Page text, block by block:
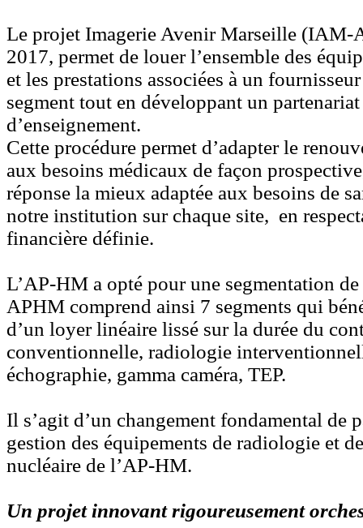
Le projet Imagerie Avenir Marseille (IAM-
2017, permet de louer l’ensemble des
et les prestations associées à un
segment tout en développant un
d’enseignement.
Cette procédure permet d’adapter le
aux besoins médicaux de façon
réponse la mieux adaptée aux besoins de
notre institution sur chaque site, en
financière définie.
L’AP-HM a opté pour une segmentation
APHM comprend ainsi 7 segments qui
d’un loyer linéaire lissé sur la durée du
conventionnelle, radiologie
échographie, gamma caméra, TEP.
Il s’agit d’un changement fondamental de
gestion des équipements de radiologie et
nucléaire de l’AP-HM.
Un projet innovant rigoureusement